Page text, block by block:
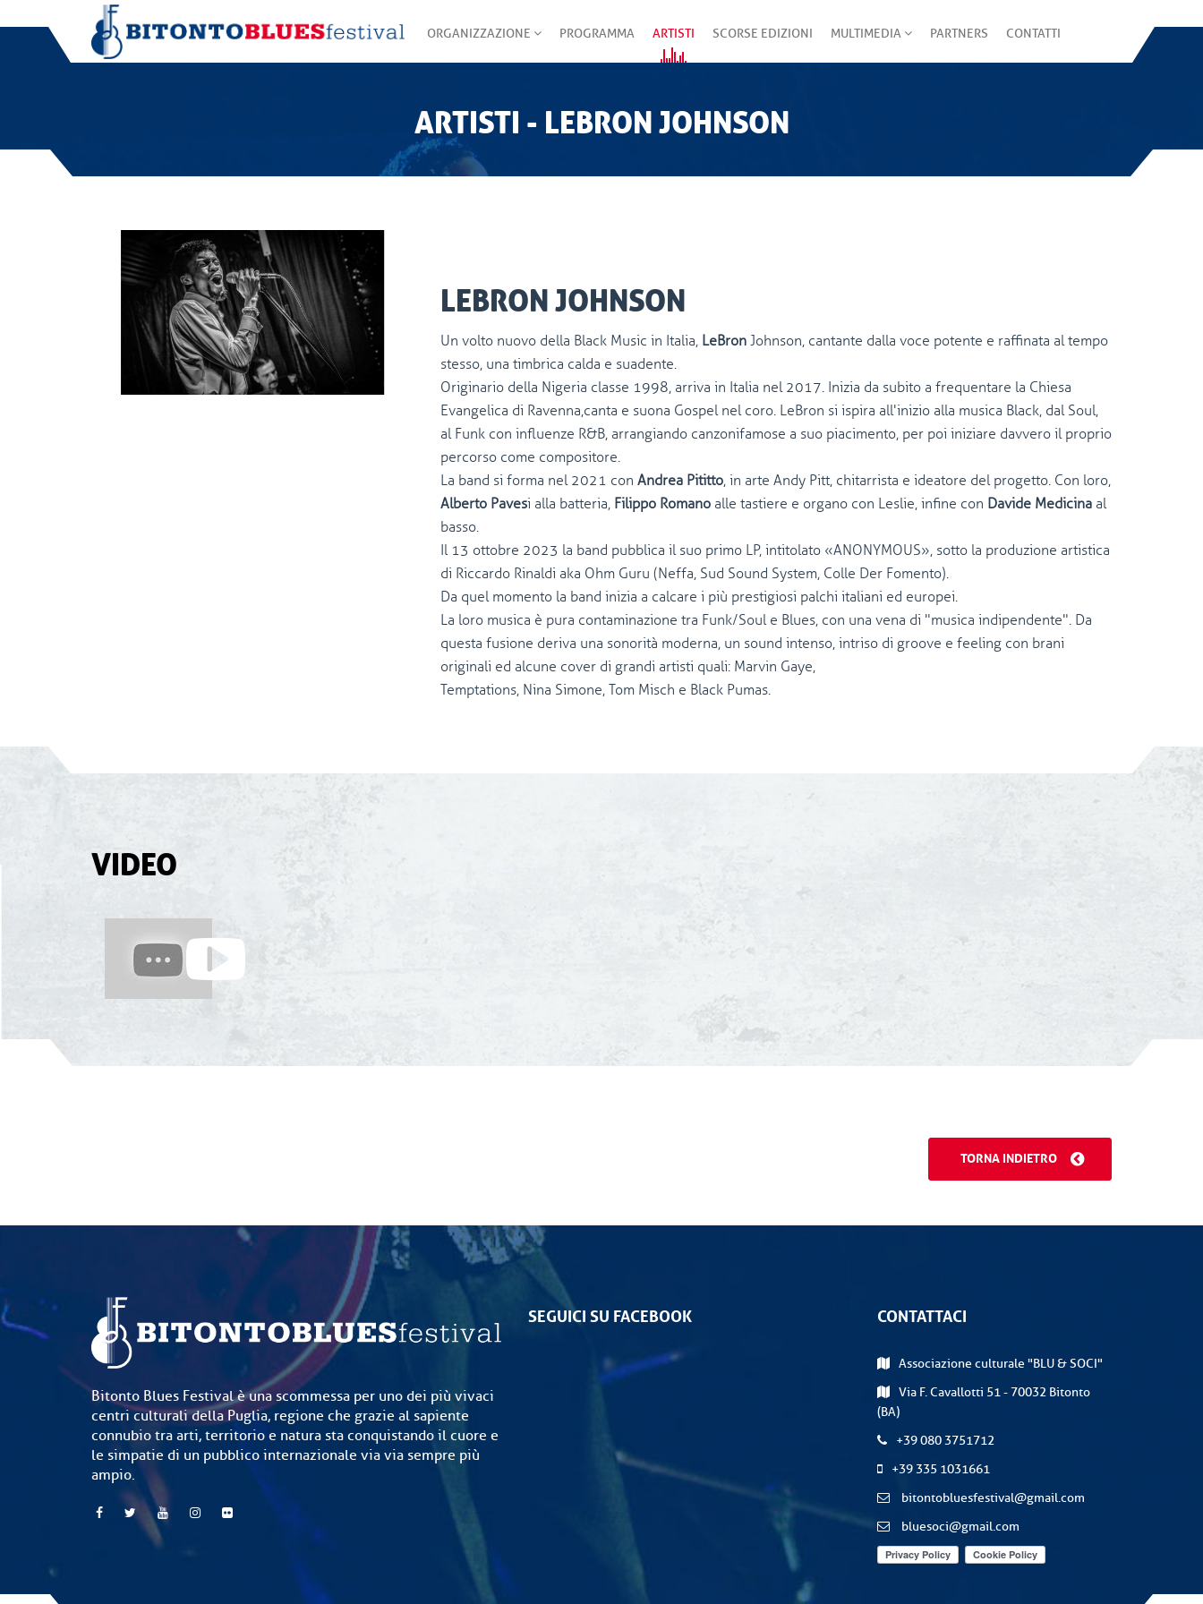
ORGANIZZAZIONE PROGRAMMA ARTISTI SCORSE EDIZIONI MULTIMEDIA PARTNERS CONTATTI
ARTISTI - LEBRON JOHNSON
LEBRON JOHNSON
Un volto nuovo della Black Music in Italia, LeBron Johnson, cantante dalla voce potente e raffinata al tempo
stesso, una timbrica calda e suadente.
Originario della Nigeria classe 1998, arriva in Italia nel 2017. Inizia da subito a frequentare la Chiesa
Evangelica di Ravenna,canta e suona Gospel nel coro. LeBron si ispira all'inizio alla musica Black, dal Soul,
al Funk con influenze R&B, arrangiando canzonifamose a suo piacimento, per poi iniziare davvero il proprio
percorso come compositore.
La band si forma nel 2021 con Andrea Pititto, in arte Andy Pitt, chitarrista e ideatore del progetto. Con loro,
Alberto Pavesi alla batteria, Filippo Romano alle tastiere e organo con Leslie, infine con Davide Medicina al
basso.
Il 13 ottobre 2023 la band pubblica il suo primo LP, intitolato «ANONYMOUS», sotto la produzione artistica
di Riccardo Rinaldi aka Ohm Guru (Neffa, Sud Sound System, Colle Der Fomento).
Da quel momento la band inizia a calcare i più prestigiosi palchi italiani ed europei.
La loro musica è pura contaminazione tra Funk/Soul e Blues, con una vena di "musica indipendente". Da
questa fusione deriva una sonorità moderna, un sound intenso, intriso di groove e feeling con brani
originali ed alcune cover di grandi artisti quali: Marvin Gaye,
Temptations, Nina Simone, Tom Misch e Black Pumas.
VIDEO
TORNA INDIETRO
Bitonto Blues Festival è una scommessa per uno dei più vivaci
centri culturali della Puglia, regione che grazie al sapiente
connubio tra arti, territorio e natura sta conquistando il cuore e
le simpatie di un pubblico internazionale via via sempre più
ampio.
SEGUICI SU FACEBOOK CONTATTACI
Associazione culturale "BLU & SOCI"
Via F. Cavallotti 51 - 70032 Bitonto
(BA)
+39 080 3751712
+39 335 1031661
bitontobluesfestival@gmail.com
bluesoci@gmail.com